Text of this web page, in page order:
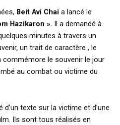
Beit Avi Chai a lancé le
Hazikaron ». Il a demandé à
minutes à travers un
un trait de caractère , le
commémore le souvenir le jour
au combat ou victime du
texte sur la victime et d’une
Ils sont tous réalisés en